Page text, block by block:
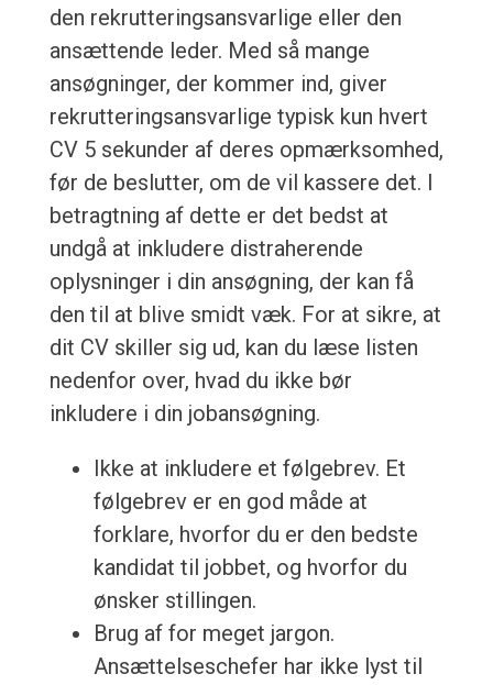
den rekrutteringsansvarlige eller den
ansættende leder. Med så mange
ansøgninger, der kommer ind, giver
rekrutteringsansvarlige typisk kun hvert
CV 5 sekunder af deres opmærksomhed,
før de beslutter, om de vil kassere det. I
betragtning af dette er det bedst at
undgå at inkludere distraherende
oplysninger i din ansøgning, der kan få
den til at blive smidt væk. For at sikre, at
dit CV skiller sig ud, kan du læse listen
nedenfor over, hvad du ikke bør
inkludere i din jobansøgning.
Ikke at inkludere et følgebrev. Et
følgebrev er en god måde at
forklare, hvorfor du er den bedste
kandidat til jobbet, og hvorfor du
ønsker stillingen.
Brug af for meget jargon.
Ansættelseschefer har ikke lyst til